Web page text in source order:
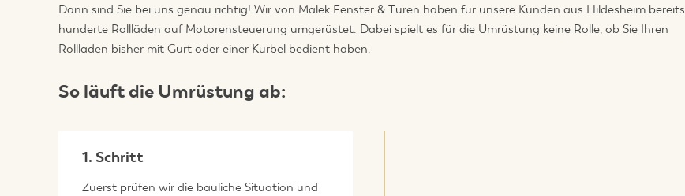
Dann sind Sie bei uns genau richtig! Wir von Malek Fenster & Türen haben für unsere Kunden aus Hildesheim bereits
hunderte Rollläden auf Motorensteuerung umgerüstet. Dabei spielt es für die Umrüstung keine Rolle, ob Sie Ihren
Rollladen bisher mit Gurt oder einer Kurbel bedient haben.
So läuft die Umrüstung ab:
1. Schritt
Zuerst prüfen wir die bauliche Situation und